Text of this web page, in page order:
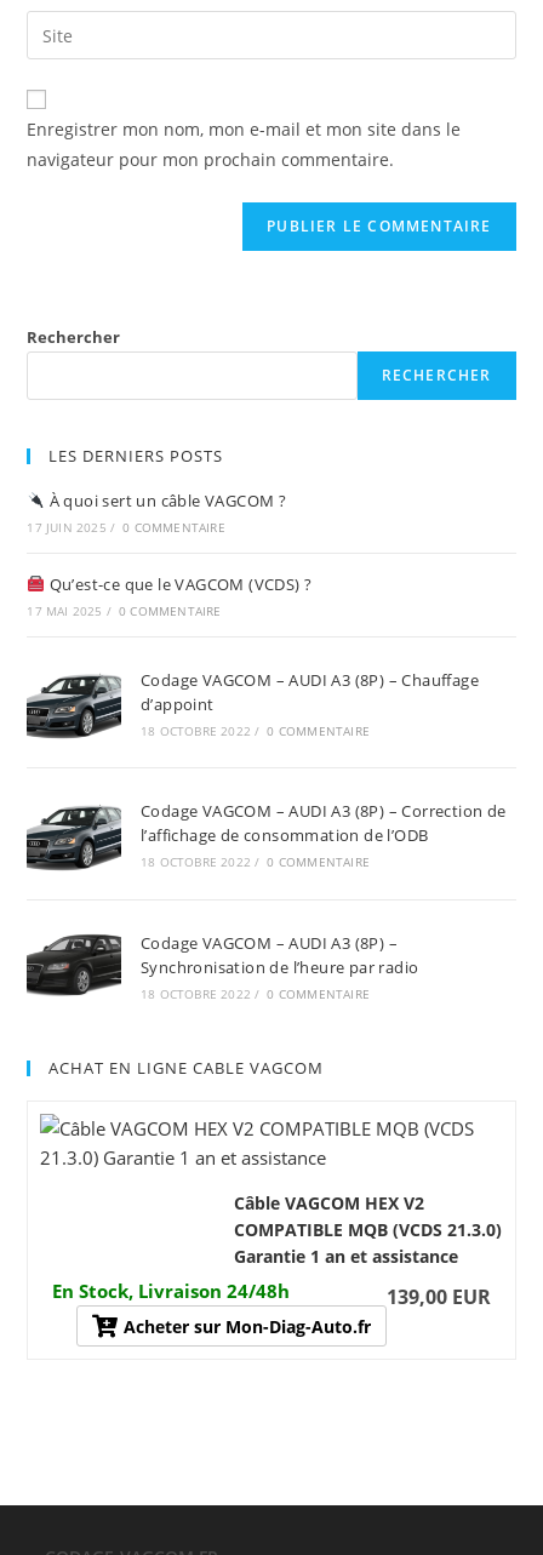
comment
email
address
comment
Enter
your
website
URL
(optional)
Enregistrer mon nom, mon e-mail et mon site dans le
navigateur pour mon prochain commentaire.
Rechercher
RECHERCHER
LES DERNIERS POSTS
À quoi sert un câble VAGCOM ?
17 JUIN 2025 / 0 COMMENTAIRE
Qu’est-ce que le VAGCOM (VCDS) ?
17 MAI 2025 / 0 COMMENTAIRE
Codage VAGCOM – AUDI A3 (8P) – Chauffage
d’appoint
18 OCTOBRE 2022 / 0 COMMENTAIRE
Codage VAGCOM – AUDI A3 (8P) – Correction de
l’affichage de consommation de l’ODB
18 OCTOBRE 2022 / 0 COMMENTAIRE
Codage VAGCOM – AUDI A3 (8P) –
Synchronisation de l’heure par radio
18 OCTOBRE 2022 / 0 COMMENTAIRE
ACHAT EN LIGNE CABLE VAGCOM
Câble VAGCOM HEX V2
COMPATIBLE MQB (VCDS 21.3.0)
Garantie 1 an et assistance
En Stock, Livraison 24/48h 139,00 EUR
Acheter sur Mon-Diag-Auto.fr